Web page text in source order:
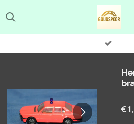
direct
hoofdinhoud
€